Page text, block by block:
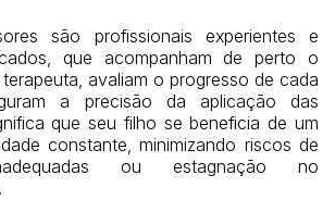
são profissionais experientes e
que acompanham de perto o
avaliam o progresso de cada
a precisão da aplicação das
que seu filho se beneficia de um
constante, minimizando riscos de
ou estagnação no